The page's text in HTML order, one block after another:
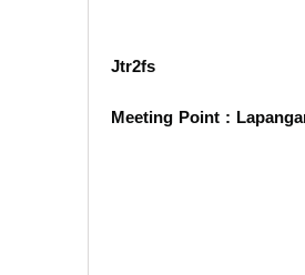
Jtr2fs
Meeting Point :